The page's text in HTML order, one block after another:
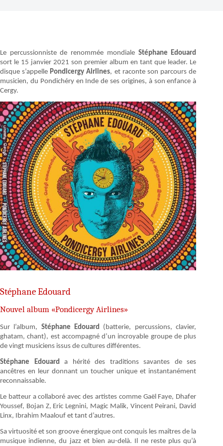
Le percussionniste de renommée mondiale Stéphane Edouard
sort le 15 janvier 2021 son premier album en tant que leader. Le
disque s’appellePondicergy Airlines, et raconte son parcours de
musicien, du Pondichéry en Inde de ses origines, à son enfance à
Cergy.
Stéphane Edouard
Nouvel album «Pondicergy Airlines»
Sur l’album, Stéphane Edouard
(batterie, percussions, clavier,
ghatam, chant), est accompagné d’un incroyable groupe de plus
de vingt musiciens issus de cultures différentes.
Stéphane Edouard
a hérité des traditions savantes de ses
ancêtres en leur donnant un toucher unique et instantanément
reconnaissable.
Le batteur a collaboré avec des artistes comme Gaël Faye, Dhafer
Youssef, Bojan Z, Eric Legnini, Magic Malik, Vincent Peirani, David
Linx, Ibrahim Maalouf et tant d’autres.
Sa virtuosité et son groove énergique ont conquis les maîtres de la
musique indienne, du jazz et bien au-delà. Il ne reste plus qu’à